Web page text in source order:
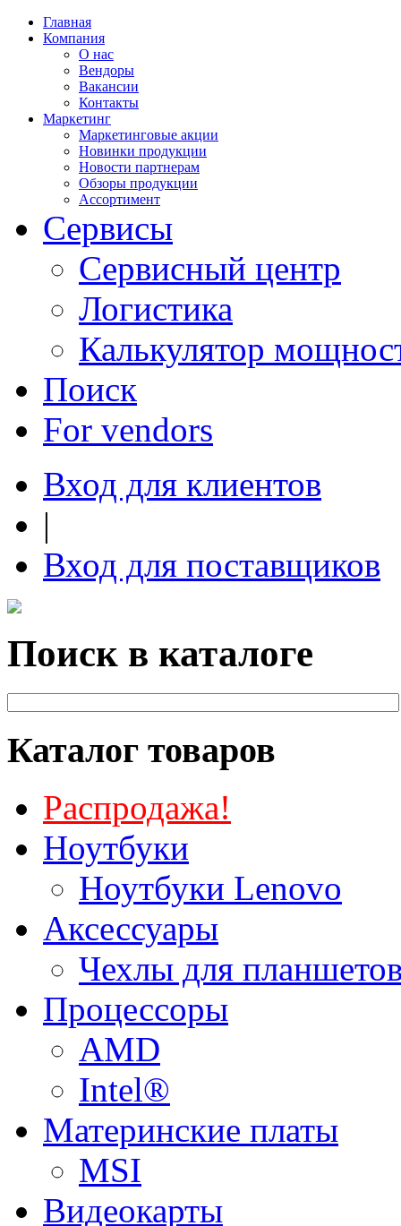
Главная
Компания
О нас
Вендоры
Вакансии
Контакты
Маркетинг
Маркетинговые акции
Новинки продукции
Новости партнерам
Обзоры продукции
Ассортимент
Сервисы
Сервисный центр
Логистика
Калькулятор
Поиск
For vendors
Вход для клиентов
|
Вход для поставщиков
Поиск в каталоге
Каталог товаров
Распродажа!
Ноутбуки
Ноутбуки Lenovo
Аксессуары
Чехлы для
Процессоры
AMD
Intel®
Материнские платы
MSI
Видеокарты